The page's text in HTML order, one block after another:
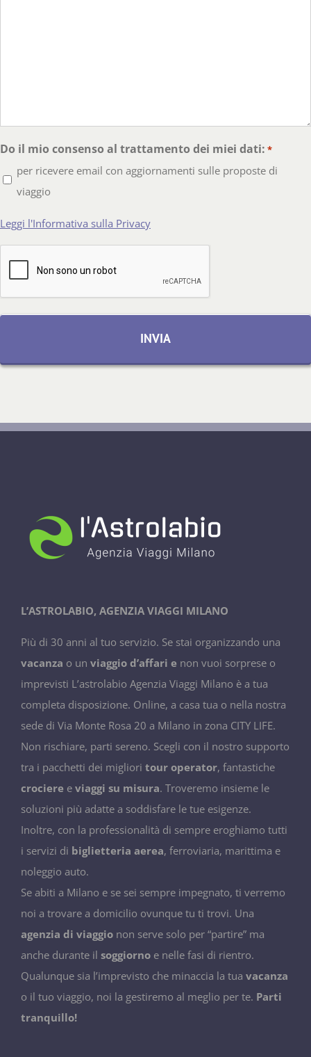
Do il mio consenso al trattamento dei miei dati: *
per ricevere email con aggiornamenti sulle proposte di
viaggio
Leggi l'Informativa sulla Privacy
L’ASTROLABIO, AGENZIA VIAGGI MILANO
Più di 30 anni al tuo servizio. Se stai organizzando una
vacanza o un viaggio d’affari e non vuoi sorprese o
imprevisti L’astrolabio Agenzia Viaggi Milano è a tua
completa disposizione. Online, a casa tua o nella nostra
sede di Via Monte Rosa 20 a Milano in zona CITY LIFE.
Non rischiare, parti sereno. Scegli con il nostro supporto
tra i pacchetti dei migliori tour operator, fantastiche
crociere e viaggi su misura. Troveremo insieme le
soluzioni più adatte a soddisfare le tue esigenze.
Inoltre, con la professionalità di sempre eroghiamo tutti
i servizi di biglietteria aerea, ferroviaria, marittima e
noleggio auto.
Se abiti a Milano e se sei sempre impegnato, ti verremo
noi a trovare a domicilio ovunque tu ti trovi. Una
agenzia di viaggio non serve solo per “partire” ma
anche durante il soggiorno e nelle fasi di rientro.
Qualunque sia l’imprevisto che minaccia la tua vacanza
o il tuo viaggio, noi la gestiremo al meglio per te. Parti
tranquillo!